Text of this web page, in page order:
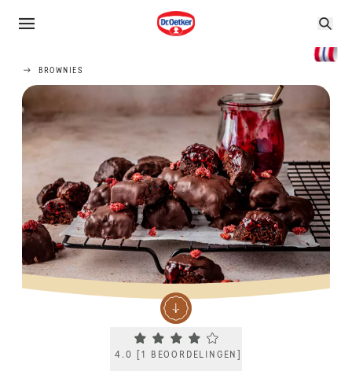
BROWNIES
Current rating 4.0. Click to rate.
4.0 [1 BEOORDELINGEN